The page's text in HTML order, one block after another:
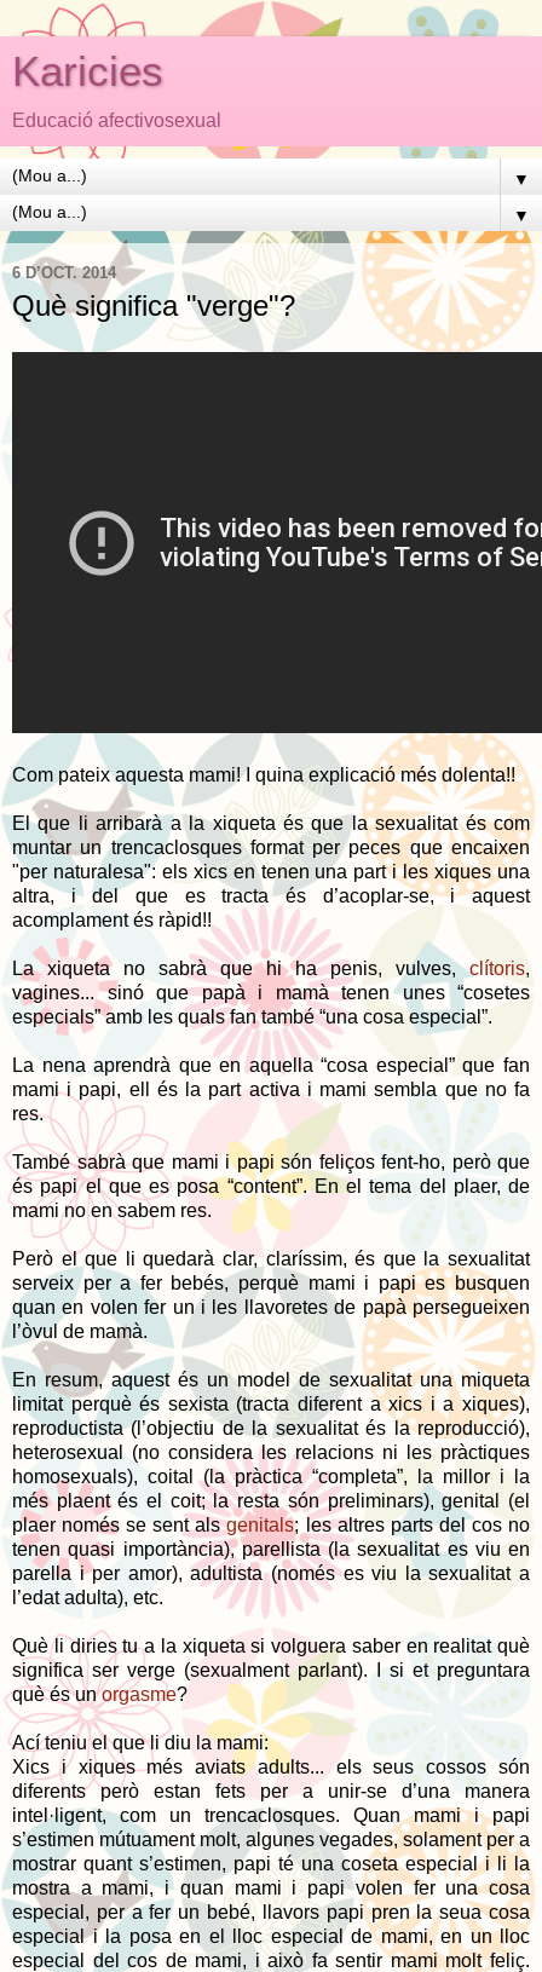
Karicies
Educació afectivosexual
▼
▼
6 D’OCT. 2014
Què significa "verge"?
Com pateix aquesta mami! I quina explicació més dolenta!!
El que li arribarà a la xiqueta és que la sexualitat és com
muntar un trencaclosques format per peces que encaixen
"per naturalesa": els xics en tenen una part i les xiques una
altra, i del que es tracta és d’acoplar-se, i aquest
acomplament és ràpid!!
La xiqueta no sabrà que hi ha penis, vulves,clítoris,
vagines... sinó que papà i mamà tenen unes “cosetes
especials” amb les quals fan també “una cosa especial”.
La nena aprendrà que en aquella “cosa especial” que fan
mami i papi, ell és la part activa i mami sembla que no fa
res.
També sabrà que mami i papi són feliços fent-ho, però que
és papi el que es posa “content”. En el tema del plaer, de
mami no en sabem res.
Però el que li quedarà clar, claríssim, és que la sexualitat
serveix per a fer bebés, perquè mami i papi es busquen
quan en volen fer un i les llavoretes de papà persegueixen
l’òvul de mamà.
En resum, aquest és un model de sexualitat una miqueta
limitat perquè és sexista (tracta diferent a xics i a xiques),
reproductista (l’objectiu de la sexualitat és la reproducció),
heterosexual (no considera les relacions ni les pràctiques
homosexuals), coital (la pràctica “completa”, la millor i la
més plaent és el coit; la resta són preliminars), genital (el
plaer només se sent alsgenitals; les altres parts del cos no
tenen quasi importància), parellista (la sexualitat es viu en
parella i per amor), adultista (només es viu la sexualitat a
l’edat adulta), etc.
Què li diries tu a la xiqueta si volguera saber en realitat què
significa ser verge (sexualment parlant). I si et preguntara
què és unorgasme?
Ací teniu el que li diu la mami:
Xics i xiques més aviats adults... els seus cossos són
diferents però estan fets per a unir-se d’una manera
intel·ligent, com un trencaclosques. Quan mami i papi
s’estimen mútuament molt, algunes vegades, solament per a
mostrar quant s’estimen, papi té una coseta especial i li la
mostra a mami, i quan mami i papi volen fer una cosa
especial, per a fer un bebé, llavors papi pren la seua cosa
especial i la posa en el lloc especial de mami, en un lloc
especial del cos de mami, i això fa sentir mami molt feliç.